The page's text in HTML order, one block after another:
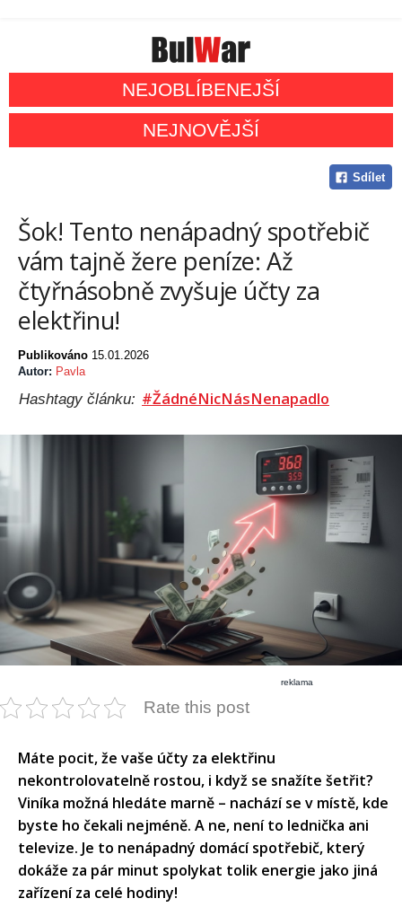
NEJOBLÍBENEJŠÍ
NEJNOVĚJŠÍ
Sdílet
Šok! Tento nenápadný spotřebič
vám tajně žere peníze: Až
čtyřnásobně zvyšuje účty za
elektřinu!
Publikováno 15.01.2026
Autor: Pavla
Hashtagy článku: #ŽádnéNicNásNenapadlo
reklama
Rate this post
Máte pocit, že vaše účty za elektřinu
nekontrolovatelně rostou, i když se snažíte šetřit?
Viníka možná hledáte marně – nachází se v místě, kde
byste ho čekali nejméně. A ne, není to lednička ani
televize. Je to nenápadný domácí spotřebič, který
dokáže za pár minut spolykat tolik energie jako jiná
zařízení za celé hodiny!